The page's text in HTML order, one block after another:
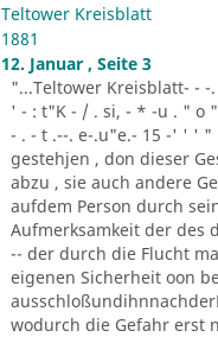
Teltower Kreisblatt
1881
12. Januar , Seite 3
"...Teltower Kreisblatt- -
' - : t"K - / . si, - * -u . " o
- . - t .--. e-.u"e.- 15 -' ' '
gestehjen , don dieser
abzu , sie auch andere
aufdem Person durch
Aufmerksamkeit der des
-- der durch die Flucht
eigenen Sicherheit oon
wodurch die Gefahr erst